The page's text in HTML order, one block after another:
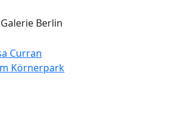
Berlin
Körnerpark